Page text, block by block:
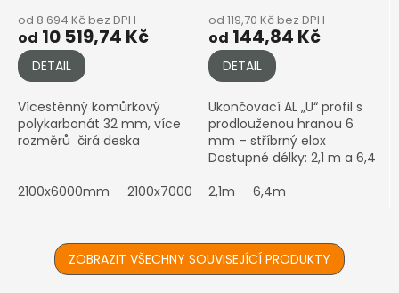
od 8 694 Kč bez DPH
od 10 519,74 Kč
DETAIL
Vícestěnný komůrkový
polykarbonát 32 mm, více
rozměrů čirá deska
2100x6000mm 2100x7000mm
od 119,70 Kč bez DPH
od 144,84 Kč
DETAIL
Ukončovací AL „U“ profil s
prodlouženou hranou 6
mm – stříbrný elox
Dostupné délky: 2,1 m a 6,4
hranou – ideální pro boční
2,1m 6,4m
ZOBRAZIT VŠECHNY SOUVISEJÍCÍ PRODUKTY